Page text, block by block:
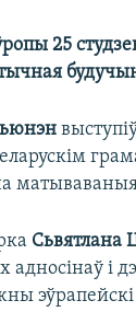
25
Сьвятлана
адносінаў і